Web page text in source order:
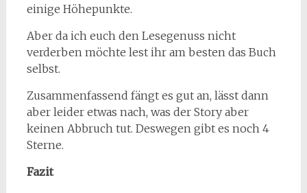
einige Höhepunkte.
Aber da ich euch den Lesegenuss nicht
verderben möchte lest ihr am besten das Buch
selbst.
Zusammenfassend fängt es gut an, lässt dann
aber leider etwas nach, was der Story aber
keinen Abbruch tut. Deswegen gibt es noch 4
Sterne.
Fazit